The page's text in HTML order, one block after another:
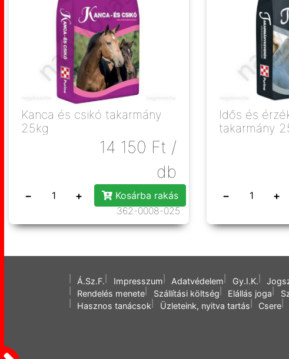
Kanca és csikó takarmány
25kg
14 150 Ft /
db
− +
Kosárba rakás
362-0008-025
Idős és
takarmány
− +
Á.Sz.F. Impresszum Adatvédelem Gy.I.K.
Rendelés menete
Szállítási költség Elállás joga
Hasznos tanácsok
Üzleteink, nyitva tartás Csere